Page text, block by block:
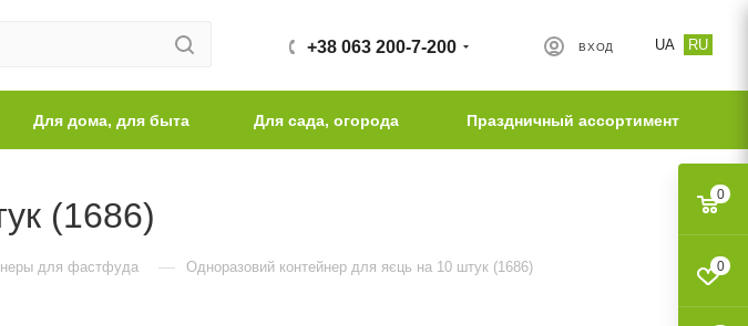
UA RU
ВХОД
+38 063 200-7-200
Для дома, для быта Для сада, огорода Праздничный ассортимент
(1686)
для фастфуда — Одноразовий контейнер для яєць на 10 штук (1686)
0
0